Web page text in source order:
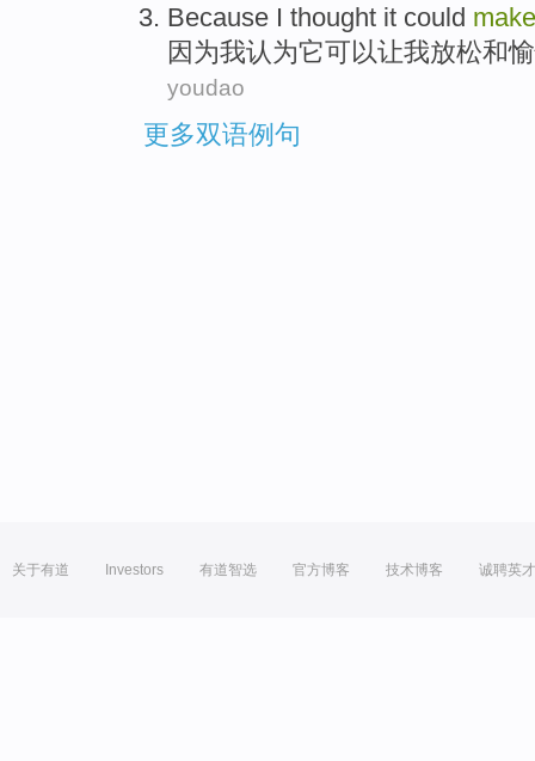
Because I thought it could make
因为我认为它可以让我放松和
youdao
更多双语例句
关于有道 Investors 有道智选 官方博客 技术博客 诚聘英才